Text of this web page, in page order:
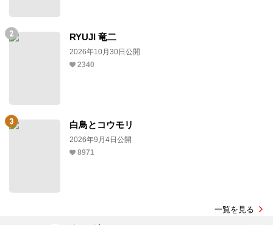
RYUJI 竜二
2026年10月30日公開
2340
白鳥とコウモリ
2026年9月4日公開
8971
一覧を見る